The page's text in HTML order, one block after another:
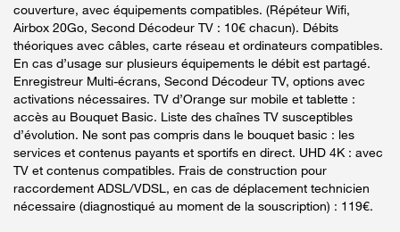
couverture, avec équipements compatibles. (Répéteur Wifi,
Airbox 20Go, Second Décodeur TV : 10€ chacun). Débits
théoriques avec câbles, carte réseau et ordinateurs compatibles.
En cas d’usage sur plusieurs équipements le débit est partagé.
Enregistreur Multi-écrans, Second Décodeur TV, options avec
activations nécessaires. TV d’Orange sur mobile et tablette :
accès au Bouquet Basic. Liste des chaînes TV susceptibles
d’évolution. Ne sont pas compris dans le bouquet basic : les
services et contenus payants et sportifs en direct. UHD 4K : avec
TV et contenus compatibles. Frais de construction pour
raccordement ADSL/VDSL, en cas de déplacement technicien
nécessaire (diagnostiqué au moment de la souscription) : 119€.